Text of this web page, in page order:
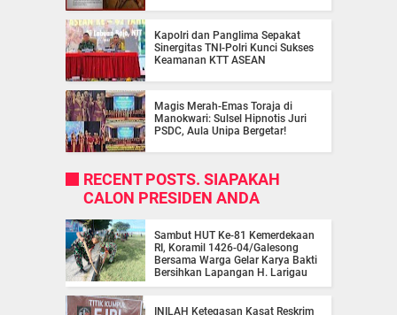
Kapolri dan Panglima Sepakat
Sinergitas TNI-Polri Kunci Sukses
Keamanan KTT ASEAN
Magis Merah-Emas Toraja di
Manokwari: Sulsel Hipnotis Juri
PSDC, Aula Unipa Bergetar!
RECENT POSTS. SIAPAKAH
CALON PRESIDEN ANDA
Sambut HUT Ke-81 Kemerdekaan
RI, Koramil 1426-04/Galesong
Bersama Warga Gelar Karya Bakti
Bersihkan Lapangan H. Larigau
INILAH Ketegasan Kasat Reskrim